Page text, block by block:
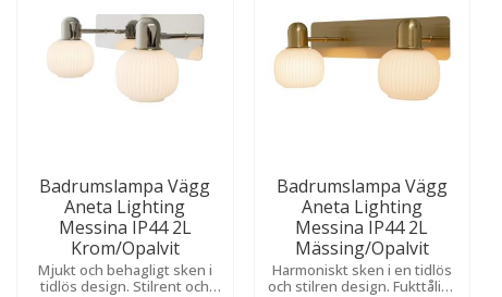
Badrumslampa Vägg
Aneta Lighting
Messina IP44 2L
Krom/Opalvit
Mjukt och behagligt sken i
tidlös design. Stilrent och
Badrumslampa Vägg
Aneta Lighting
Messina IP44 2L
Mässing/Opalvit
Harmoniskt sken i en tidlös
och stilren design. Fukttåligt